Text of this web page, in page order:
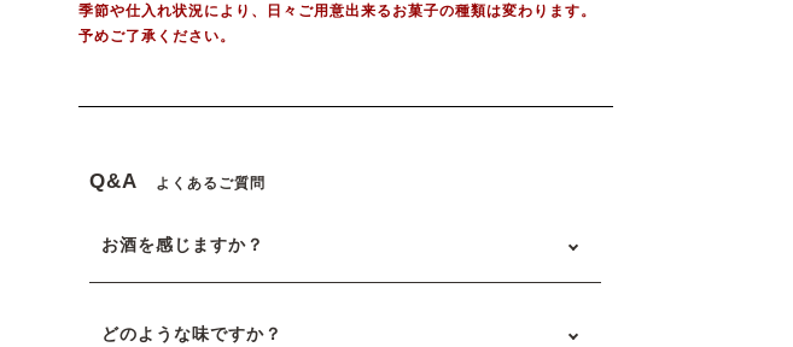
季節や仕入れ状況により、日々ご用意出来るお菓子の種類は変わります。
予めご了承ください。
Q&A よくあるご質問
お酒を感じますか？
どのような味ですか？